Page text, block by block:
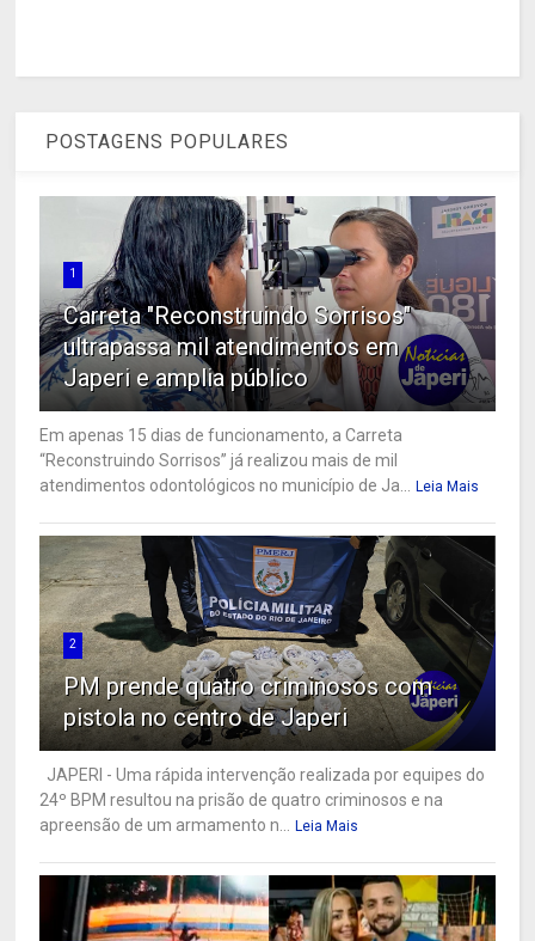
POSTAGENS POPULARES
1
Carreta "Reconstruindo Sorrisos"
ultrapassa mil atendimentos em
Japeri e amplia público
Em apenas 15 dias de funcionamento, a Carreta
“Reconstruindo Sorrisos” já realizou mais de mil
atendimentos odontológicos no município de Ja...
Leia Mais
2
PM prende quatro criminosos com
pistola no centro de Japeri
JAPERI - Uma rápida intervenção realizada por equipes do
24º BPM resultou na prisão de quatro criminosos e na
apreensão de um armamento n...
Leia Mais